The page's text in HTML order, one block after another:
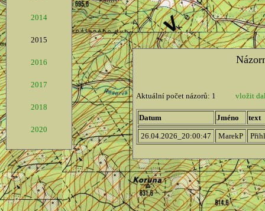
2014
2015
2016
2017
2018
2020